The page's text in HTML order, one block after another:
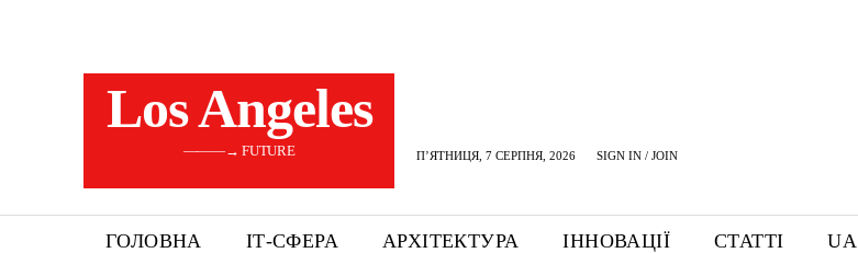
Los Angeles
———→ FUTURE П’ЯТНИЦЯ, 7 СЕРПНЯ, 2026 SIGN IN / JOIN
ГОЛОВНА ІТ-СФЕРА АРХІТЕКТУРА ІННОВАЦІЇ СТАТТІ UA